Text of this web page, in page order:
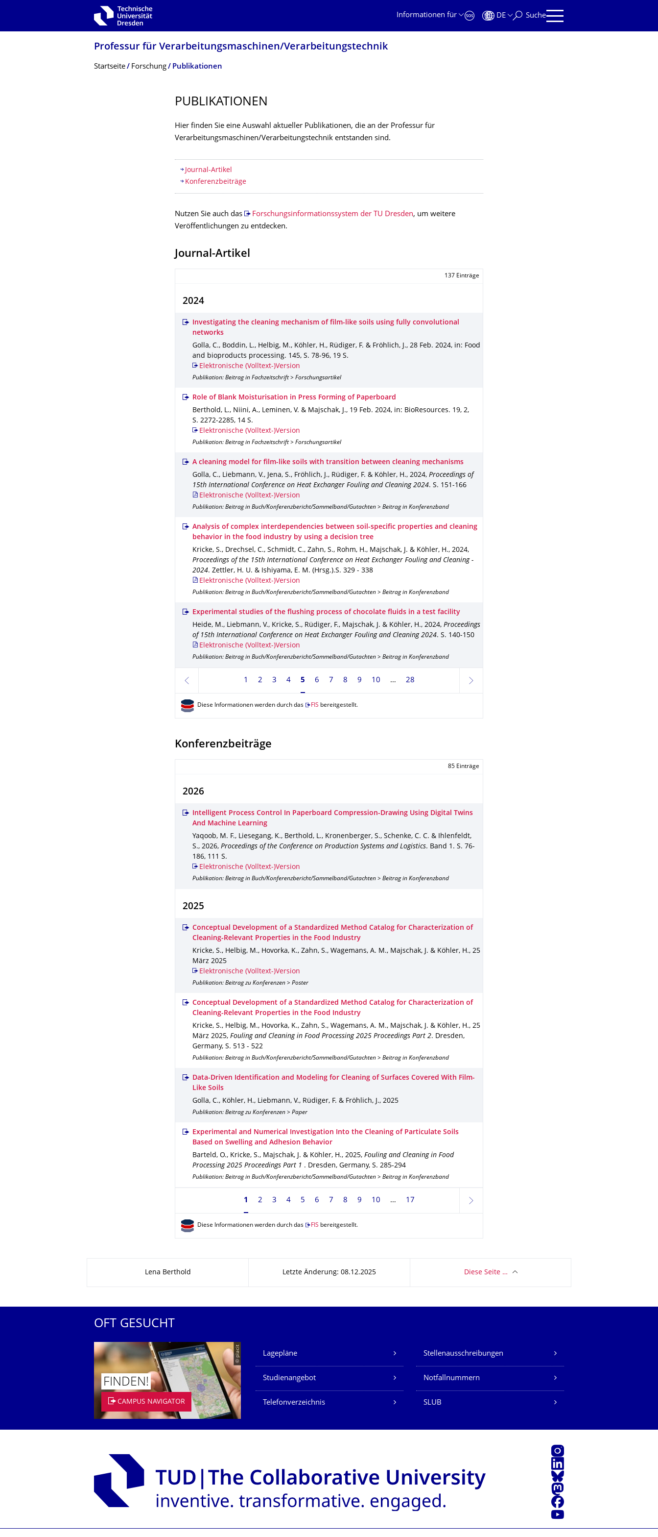
Zur Hauptnavigation springen
Informationen für
DE Suche
Professur für Verarbeitungs­maschinen/Verarbeitungstech­nik
Breadcrumb-Menü
Startseite Forschung Publikationen
PUBLIKATIONEN
Hier finden Sie eine Auswahl aktueller Publikationen, die an der Professur für
Verarbeitungsmaschinen/Verarbeitungstechnik entstanden sind.
Inhaltsverzeichnis
Journal-Artikel
Konferenzbeiträge
Nutzen Sie auch das Forschungsinformationssystem der TU Dresden, um weitere
Veröffentlichungen zu entdecken.
Journal-Artikel
137 Einträge
2024
Investigating the cleaning mechanism of film-like soils using fully convolutional
networks
Golla, C., Boddin, L., Helbig, M., Köhler, H., Rüdiger, F. & Fröhlich, J., 28 Feb. 2024, in: Food
and bioproducts processing. 145, S. 78-96, 19 S.
Elektronische (Volltext-)Version
Publikation: Beitrag in Fachzeitschrift > Forschungsartikel
Role of Blank Moisturisation in Press Forming of Paperboard
Berthold, L., Niini, A., Leminen, V. & Majschak, J., 19 Feb. 2024, in: BioResources. 19, 2,
S. 2272-2285, 14 S.
Elektronische (Volltext-)Version
Publikation: Beitrag in Fachzeitschrift > Forschungsartikel
A cleaning model for film-like soils with transition between cleaning mechanisms
Golla, C., Liebmann, V., Jena, S., Fröhlich, J., Rüdiger, F. & Köhler, H., 2024, Proceedings of
15th International Conference on Heat Exchanger Fouling and Cleaning 2024. S. 151-166
Elektronische (Volltext-)Version
Publikation: Beitrag in Buch/Konferenzbericht/Sammelband/Gutachten > Beitrag in Konferenzband
Analysis of complex interdependencies between soil-specific properties and cleaning
behavior in the food industry by using a decision tree
Kricke, S., Drechsel, C., Schmidt, C., Zahn, S., Rohm, H., Majschak, J. & Köhler, H., 2024,
Proceedings of the 15th International Conference on Heat Exchanger Fouling and Cleaning -
2024. Zettler, H. U. & Ishiyama, E. M. (Hrsg.).S. 329 - 338
Elektronische (Volltext-)Version
Publikation: Beitrag in Buch/Konferenzbericht/Sammelband/Gutachten > Beitrag in Konferenzband
Experimental studies of the flushing process of chocolate fluids in a test facility
Heide, M., Liebmann, V., Kricke, S., Rüdiger, F., Majschak, J. & Köhler, H., 2024, Proceedings
of 15th International Conference on Heat Exchanger Fouling and Cleaning 2024. S. 140-150
Elektronische (Volltext-)Version
Publikation: Beitrag in Buch/Konferenzbericht/Sammelband/Gutachten > Beitrag in Konferenzband
zurück
1 2 3 4 Seite 5, aktuell ausgewählt
5 6 7 8 9 10 28
weiter
Diese Informationen werden durch das FIS bereitgestellt.
Konferenzbeiträge
85 Einträge
2026
Intelligent Process Control In Paperboard Compression-Drawing Using Digital Twins
And Machine Learning
Yaqoob, M. F., Liesegang, K., Berthold, L., Kronenberger, S., Schenke, C. C. & Ihlenfeldt,
S., 2026, Proceedings of the Conference on Production Systems and Logistics. Band 1 . S. 76-
186, 111 S.
Elektronische (Volltext-)Version
Publikation: Beitrag in Buch/Konferenzbericht/Sammelband/Gutachten > Beitrag in Konferenzband
2025
Conceptual Development of a Standardized Method Catalog for Characterization of
Cleaning-Relevant Properties in the Food Industry
Kricke, S., Helbig, M., Hovorka, K., Zahn, S., Wagemans, A. M., Majschak, J. & Köhler, H., 25
März 2025
Elektronische (Volltext-)Version
Publikation: Beitrag zu Konferenzen > Poster
Conceptual Development of a Standardized Method Catalog for Characterization of
Cleaning-Relevant Properties in the Food Industry
Kricke, S., Helbig, M., Hovorka, K., Zahn, S., Wagemans, A. M., Majschak, J. & Köhler, H., 25
März 2025, Fouling and Cleaning in Food Processing 2025 Proceedings Part 2. Dresden,
Germany, S. 513 - 522
Publikation: Beitrag in Buch/Konferenzbericht/Sammelband/Gutachten > Beitrag in Konferenzband
Data-Driven Identification and Modeling for Cleaning of Surfaces Covered With Film-
Like Soils
Golla, C., Köhler, H., Liebmann, V., Rüdiger, F. & Fröhlich, J., 2025
Publikation: Beitrag zu Konferenzen > Paper
Experimental and Numerical Investigation Into the Cleaning of Particulate Soils
Based on Swelling and Adhesion Behavior
Barteld, O., Kricke, S., Majschak, J. & Köhler, H., 2025, Fouling and Cleaning in Food
Processing 2025 Proceedings Part 1 . Dresden, Germany, S. 285-294
Publikation: Beitrag in Buch/Konferenzbericht/Sammelband/Gutachten > Beitrag in Konferenzband
Seite 1, aktuell ausgewählt
1 2 3 4 5 6 7 8 9 10 17
weiter
Diese Informationen werden durch das FIS bereitgestellt.
Lena Berthold Letzte Änderung: 08.12.2025 Diese Seite …
OFT GESUCHT
© placit
FINDEN!
CAMPUS NAVIGATOR
Unsere Dienste
Lagepläne Stellenausschreibungen
Studienangebot Notfallnummern
Telefonverzeichnis SLUB
Instagram
LinkedIn
Bluesky
Mastodon
Facebook
Youtube